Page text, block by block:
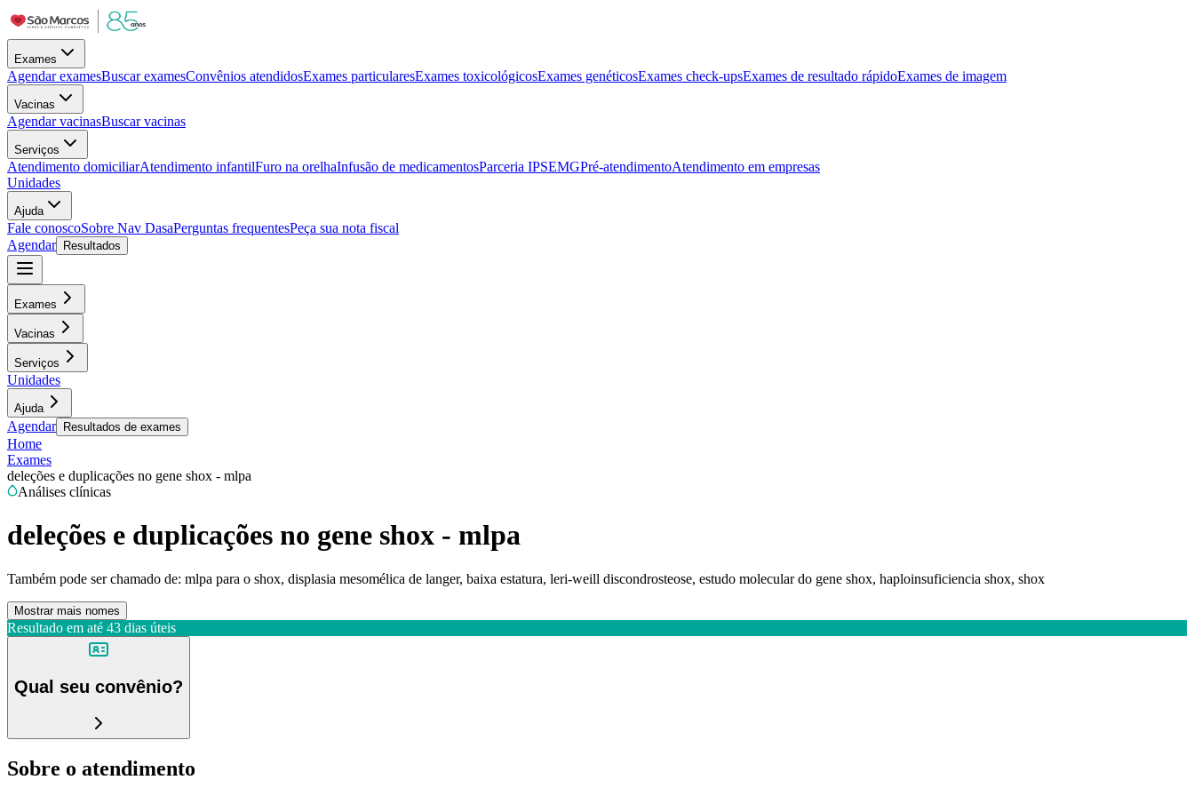
Exames
Agendar examesBuscar examesConvênios atendidosExames particularesExames toxicológicosExames genéticosExames check-upsExames de resultado rápidoExames de imagem
Vacinas
Agendar vacinasBuscar vacinas
Serviços
Atendimento domiciliarAtendimento infantilFuro na orelhaInfusão de medicamentosParceria IPSEMGPré-atendimentoAtendimento em empresas
Unidades
Ajuda
Fale conoscoSobre Nav DasaPerguntas frequentesPeça sua nota fiscal
Agendar
Resultados
Exames
Vacinas
Serviços
Unidades
Ajuda
Agendar Resultados de exames
Home
Exames
deleções e duplicações no gene shox - mlpa
Análises clínicas
deleções e duplicações no gene shox - mlpa
Também pode ser chamado de: mlpa para o shox, displasia mesomélica de langer, baixa estatura, leri-weill discondrosteose, estudo molecular do gene shox, haploinsuficiencia shox, shox
Mostrar mais nomes
Resultado em até 43 dias úteis
Qual seu convênio?
Sobre o atendimento